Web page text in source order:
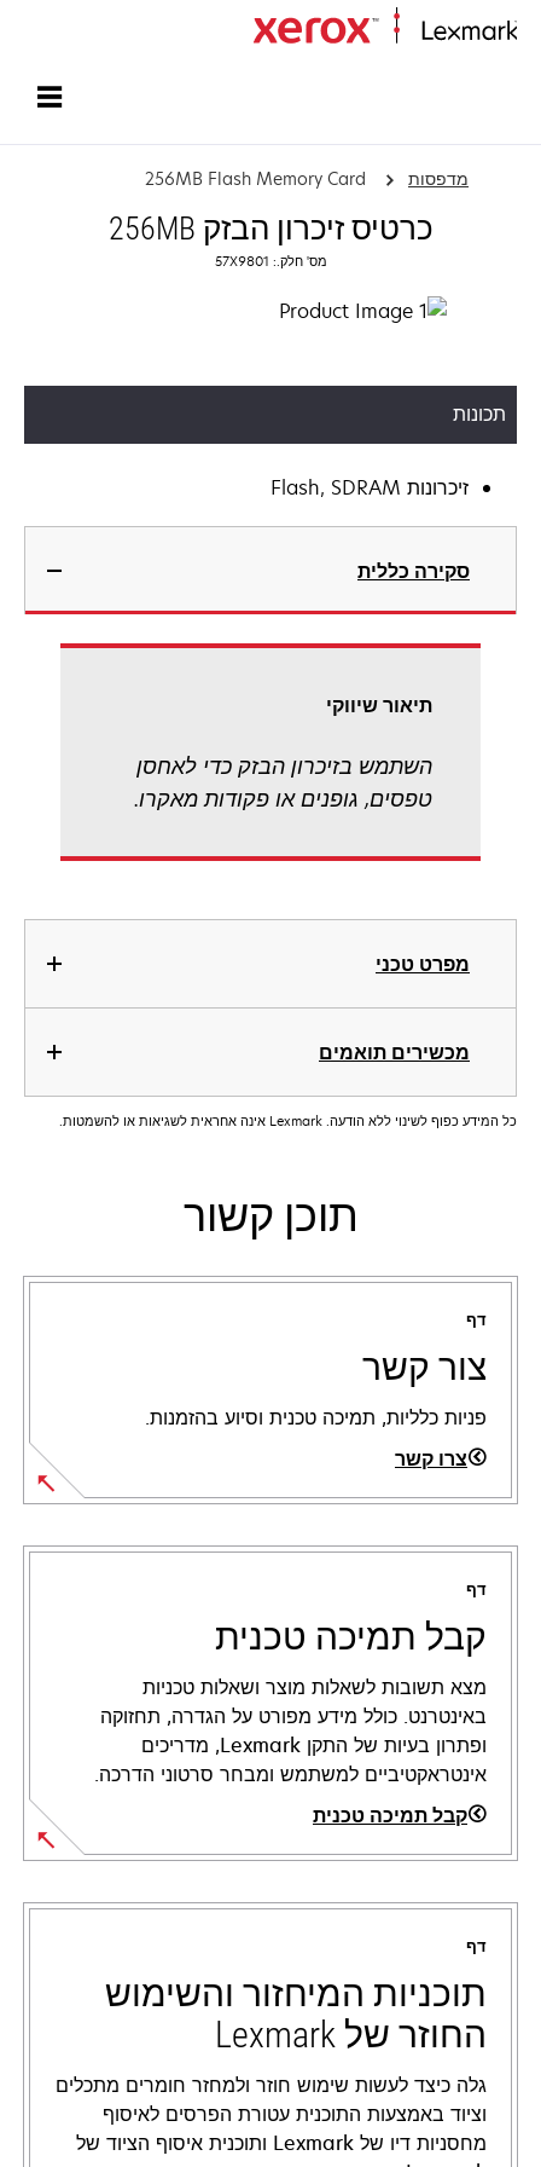
מדפסות 256MB Flash Memory Card
כרטיס זיכרון הבזק 256MB
מס' חלק.: 57X9801
תכונות
זיכרונות Flash, SDRAM
סקירה כללית
מפרט טכני
מכשירים תואמים
תיאור שיווקי
השתמש בזיכרון הבזק כדי לאחסן
טפסים, גופנים או פקודות מאקרו.
כל המידע כפוף לשינוי ללא הודעה. Lexmark אינה אחראית לשגיאות או להשמטות.
תוכן קשור
דף
צור קשר
פניות כלליות, תמיכה טכנית וסיוע בהזמנות.
צרו קשר
דף
קבל תמיכה טכנית
מצא תשובות לשאלות מוצר ושאלות טכניות
באינטרנט. כולל מידע מפורט על הגדרה, תחזוקה
ופתרון בעיות של התקן Lexmark, מדריכים
אינטראקטיביים למשתמש ומבחר סרטוני הדרכה.
קבל תמיכה טכנית
opens
in
new
tab
דף
תוכניות המיחזור והשימוש
החוזר של Lexmark
גלה כיצד לעשות שימוש חוזר ולמחזר חומרים מתכלים
וציוד באמצעות התוכנית עטורת הפרסים לאיסוף
מחסניות דיו של Lexmark ותוכנית איסוף הציוד של